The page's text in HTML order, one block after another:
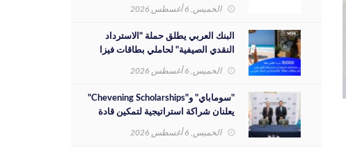
تاون بمدينة العلمين الجديدة
الخميس, 6 أغسطس 2026
البنك العربي يطلق حملة "الاسترداد
النقدي الصيفية" لحاملي بطاقات فيزا
الخميس, 6 أغسطس 2026
"سوماباي" و"Chevening Scholarships"
يعلنان شراكة استراتيجية لتمكين قادة
المستقبل من الشباب المصري
الخميس, 6 أغسطس 2026